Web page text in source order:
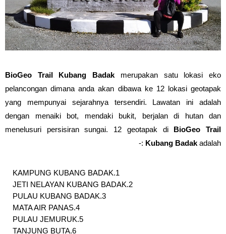
BioGeo Trail Kubang Badak merupakan satu lokasi eko
pelancongan dimana anda akan dibawa ke 12 lokasi geotapak
yang mempunyai sejarahnya tersendiri. Lawatan ini adalah
dengan menaiki bot, mendaki bukit, berjalan di hutan dan
menelusuri persisiran sungai. 12 geotapak di BioGeo Trail
Kubang Badak adalah :-
KAMPUNG KUBANG BADAK
JETI NELAYAN KUBANG BADAK
PULAU KUBANG BADAK
MATA AIR PANAS
PULAU JEMURUK
TANJUNG BUTA